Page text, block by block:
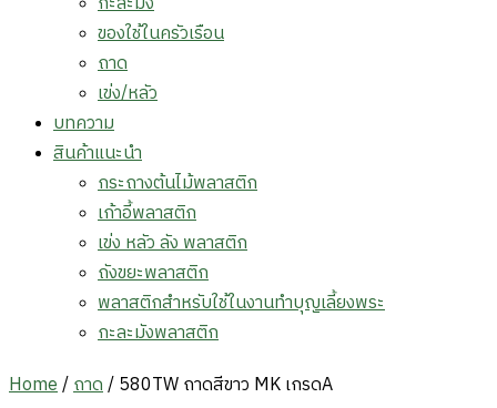
ของใช้ในครัวเรือน
ถาด
เข่ง/หลัว
บทความ
สินค้าแนะนำ
กระถางต้นไม้พลาสติก
เก้าอี้พลาสติก
เข่ง หลัว ลัง พลาสติก
ถังขยะพลาสติก
พลาสติกสำหรับใช้ในงานทำบุญเลี้ยงพระ
กะละมังพลาสติก
Home/ถาด/ 580TW ถาดสีขาว MK เกรดA